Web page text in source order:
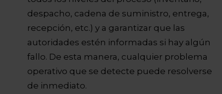
despacho, cadena de suministro, entrega,
recepción, etc.) y a garantizar que las
autoridades estén informadas si hay algún
fallo. De esta manera, cualquier problema
operativo que se detecte puede resolverse
de inmediato.